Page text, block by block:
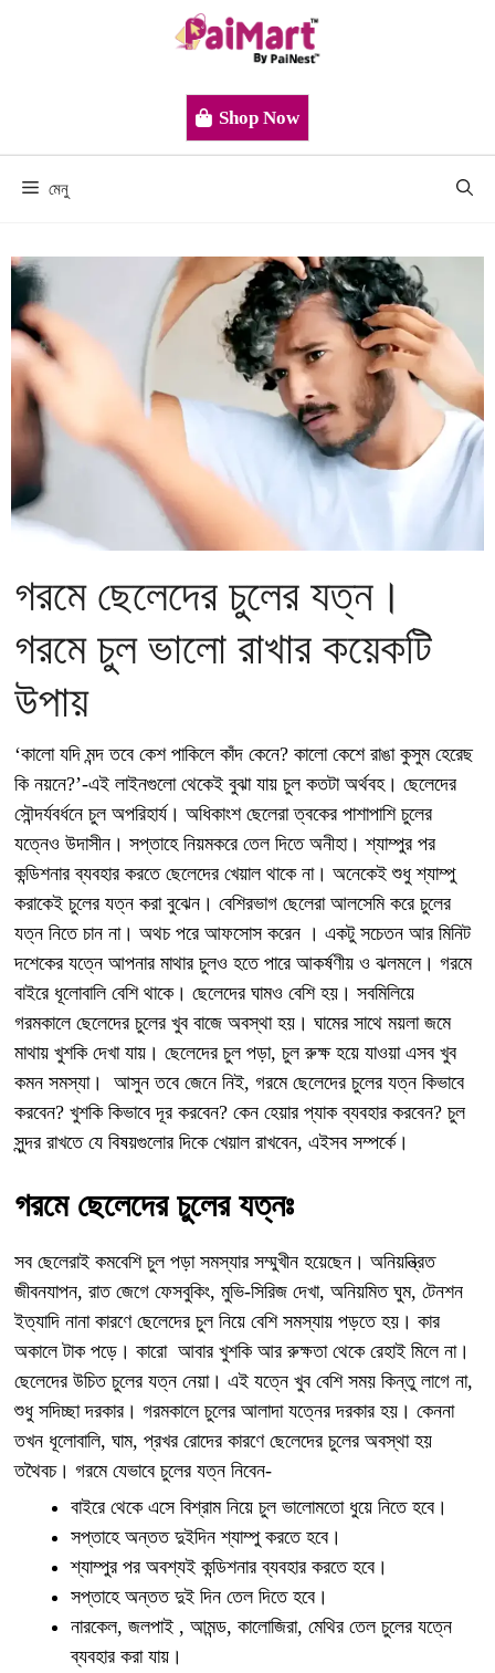
Shop Now
মেনু
গরমে ছেলেদের চুলের যত্ন।
গরমে চুল ভালো রাখার কয়েকটি
উপায়
‘কালো যদি মন্দ তবে কেশ পাকিলে কাঁদ কেনে? কালো কেশে রাঙা কুসুম হেরেছ
কি নয়নে?’-এই লাইনগুলো থেকেই বুঝা যায় চুল কতটা অর্থবহ। ছেলেদের
সৌন্দর্যবর্ধনে চুল অপরিহার্য। অধিকাংশ ছেলেরা ত্বকের পাশাপাশি চুলের
যত্নেও উদাসীন। সপ্তাহে নিয়মকরে তেল দিতে অনীহা। শ্যাম্পুর পর
কন্ডিশনার ব্যবহার করতে ছেলেদের খেয়াল থাকে না। অনেকেই শুধু শ্যাম্পু
করাকেই চুলের যত্ন করা বুঝেন। বেশিরভাগ ছেলেরা আলসেমি করে চুলের
যত্ন নিতে চান না। অথচ পরে আফসোস করেন । একটু সচেতন আর মিনিট
দশেকের যত্নে আপনার মাথার চুলও হতে পারে আকর্ষণীয় ও ঝলমলে। গরমে
বাইরে ধূলোবালি বেশি থাকে। ছেলেদের ঘামও বেশি হয়। সবমিলিয়ে
গরমকালে ছেলেদের চুলের খুব বাজে অবস্থা হয়। ঘামের সাথে ময়লা জমে
মাথায় খুশকি দেখা যায়। ছেলেদের চুল পড়া, চুল রুক্ষ হয়ে যাওয়া এসব খুব
কমন সমস্যা। আসুন তবে জেনে নিই, গরমে ছেলেদের চুলের যত্ন কিভাবে
করবেন? খুশকি কিভাবে দূর করবেন? কেন হেয়ার প্যাক ব্যবহার করবেন? চুল
সুন্দর রাখতে যে বিষয়গুলোর দিকে খেয়াল রাখবেন, এইসব সম্পর্কে।
গরমে ছেলেদের চুলের যত্নঃ
সব ছেলেরাই কমবেশি চুল পড়া সমস্যার সম্মুখীন হয়েছেন। অনিয়ন্ত্রিত
জীবনযাপন, রাত জেগে ফেসবুকিং, মুভি-সিরিজ দেখা, অনিয়মিত ঘুম, টেনশন
ইত্যাদি নানা কারণে ছেলেদের চুল নিয়ে বেশি সমস্যায় পড়তে হয়। কার
অকালে টাক পড়ে। কারো আবার খুশকি আর রুক্ষতা থেকে রেহাই মিলে না।
ছেলেদের উচিত চুলের যত্ন নেয়া। এই যত্নে খুব বেশি সময় কিন্তু লাগে না,
শুধু সদিচ্ছা দরকার। গরমকালে চুলের আলাদা যত্নের দরকার হয়। কেননা
তখন ধূলোবালি, ঘাম, প্রখর রোদের কারণে ছেলেদের চুলের অবস্থা হয়
তথৈবচ। গরমে যেভাবে চুলের যত্ন নিবেন-
বাইরে থেকে এসে বিশ্রাম নিয়ে চুল ভালোমতো ধুয়ে নিতে হবে।
সপ্তাহে অন্তত দুইদিন শ্যাম্পু করতে হবে।
শ্যাম্পুর পর অবশ্যই কন্ডিশনার ব্যবহার করতে হবে।
সপ্তাহে অন্তত দুই দিন তেল দিতে হবে।
নারকেল, জলপাই , আমন্ড, কালোজিরা, মেথির তেল চুলের যত্নে
ব্যবহার করা যায়।